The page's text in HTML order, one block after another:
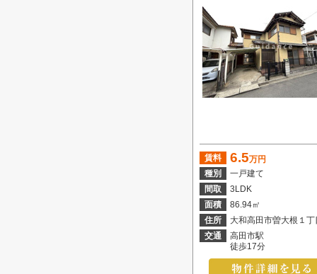
賃料 6.5万円
種別
一戸建て
間取
3LDK
面積
86.94㎡
住所
大和高田市曽大根１丁
交通
高田市駅
徒歩17分